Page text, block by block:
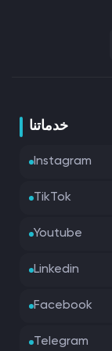
خدماتنا
Instagram
TikTok
Youtube
Linkedin
Facebook
Telegram